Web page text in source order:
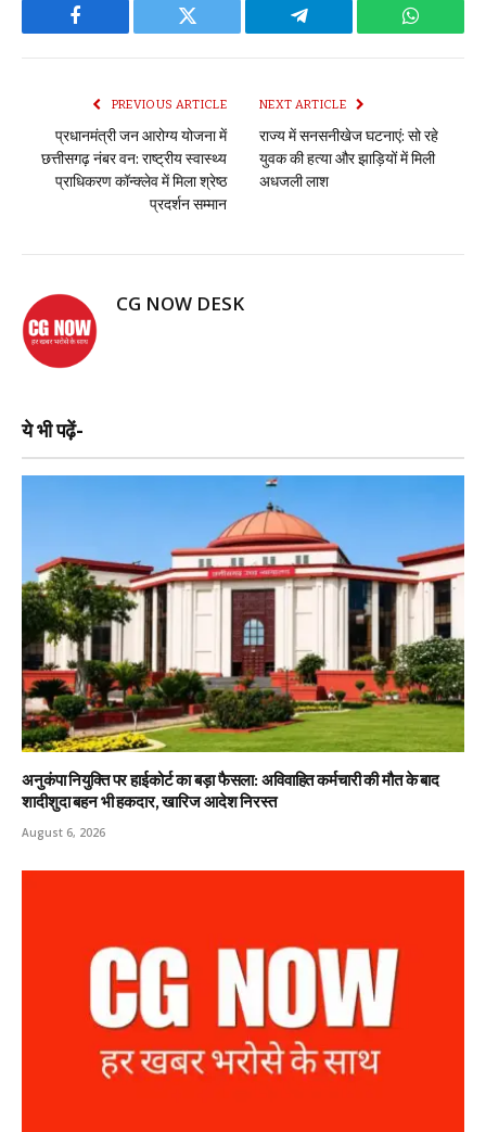
Facebook Twitter Telegram
PREVIOUS ARTICLE
प्रधानमंत्री जन आरोग्य योजना में
छत्तीसगढ़ नंबर वन: राष्ट्रीय स्वास्थ्य
प्राधिकरण कॉन्क्लेव में मिला श्रेष्ठ
प्रदर्शन सम्मान
NEXT ARTICLE
राज्य में सनसनीखेज घटनाएं: सो रहे
युवक की हत्या और झाड़ियों में मिली
अधजली लाश
CG NOW DESK
ये भी पढ़ें-
अनुकंपा नियुक्ति पर हाईकोर्ट का बड़ा फैसला: अविवाहित कर्मचारी की मौत के बाद
शादीशुदा बहन भी हकदार, खारिज आदेश निरस्त
August 6, 2026